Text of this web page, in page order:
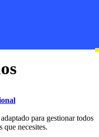
para gestionar todos
que necesites.